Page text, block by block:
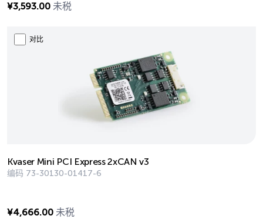
¥3,593.00 未税
对比
Kvaser Mini PCI Express 2xCAN v3
编码 73-30130-01417-6
¥4,666.00 未税